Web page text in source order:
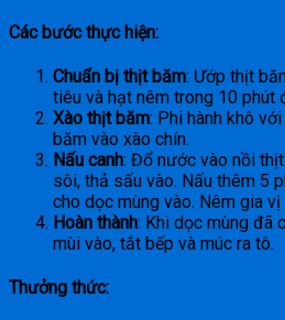
Các bước thực hiện:
Chuẩn bị thịt băm: Ướp thịt
tiêu và hạt nêm trong 10 phút
Xào thịt băm: Phi hành khô
băm vào xào chín.
Nấu canh: Đổ nước vào nồi
sôi, thả sấu vào. Nấu thêm 5
cho dọc mùng vào. Nêm gia
Hoàn thành: Khi dọc mùng đã
mùi vào, tắt bếp và múc ra tô.
Thưởng thức: